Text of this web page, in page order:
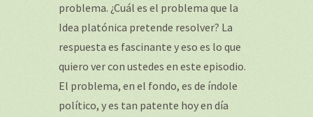
problema. ¿Cuál es el problema que la
Idea platónica pretende resolver? La
respuesta es fascinante y eso es lo que
quiero ver con ustedes en este episodio.
El problema, en el fondo, es de índole
político, y es tan patente hoy en día